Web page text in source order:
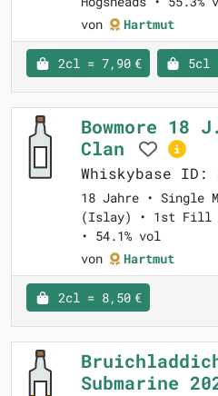
von
Hartmut
2cl = 7,90 € 5cl
Bowmore 18
Clan
Whiskybase ID:
18 Jahre • Single
(Islay) • 1st Fill
• 54.1% vol
von
Hartmut
2cl = 8,50 €
Submarine